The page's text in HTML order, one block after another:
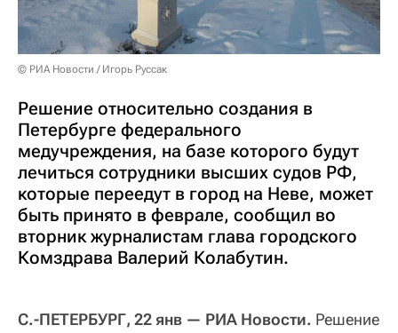
© РИА Новости / Игорь Руссак
Решение относительно создания в
Петербурге федерального
медучреждения, на базе которого будут
лечиться сотрудники высших судов РФ,
которые переедут в город на Неве, может
быть принято в феврале, сообщил во
вторник журналистам глава городского
Комздрава Валерий Колабутин.
С.-ПЕТЕРБУРГ, 22 янв — РИА Новости. Решение